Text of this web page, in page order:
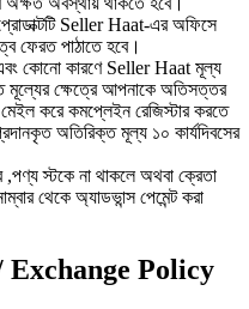
প্রোডাক্টটি Seller Haat-এর অফিসে
ফেরত পাঠাতে হবে।
এবং কোনো কারণে Seller Haat মূল্য
মূল্যের ক্ষেত্রে আপনাকে অতিসত্তর
করে কমপ্লেইন রেজিস্টার করতে
অতিরিক্ত মূল্য ১০ কার্যদিবসের
,পণ্য স্টকে না থাকলে অথবা ক্রেতা
থেকে অ্যাডভান্স পেমেন্ট করা
Policy